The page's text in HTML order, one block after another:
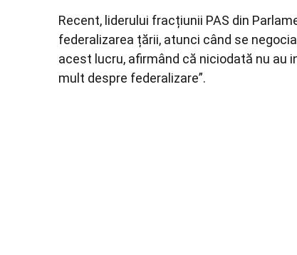
Recent, liderului fracțiunii PAS din
federalizarea țării, atunci când se
acest lucru, afirmând că niciodată nu au
mult despre federalizare”.